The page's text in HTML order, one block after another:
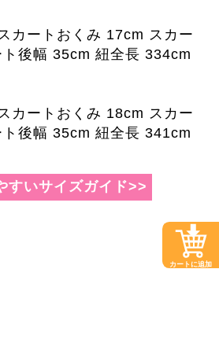
カートおくみ 17cm スカー
ト後幅 35cm 紐全長 334cm
カートおくみ 18cm スカー
ト後幅 35cm 紐全長 341cm
カートに追加